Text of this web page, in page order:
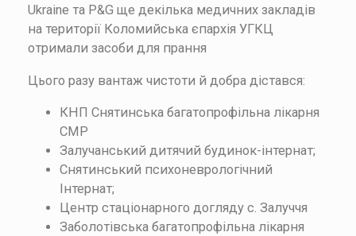
Ukraine та P&G ще декілька медичних закладів
на території Коломийська єпархія УГКЦ
отримали засоби для прання
Цього разу вантаж чистоти й добра дістався:
КНП Снятинська багатопрофільна лікарня
СМР
Залучанський дитячий будинок-інтернат;
Снятинський психоневрологічний
Інтернат;
Центр стаціонарного догляду с. Залуччя
Заболотівська багатопрофільна лікарня